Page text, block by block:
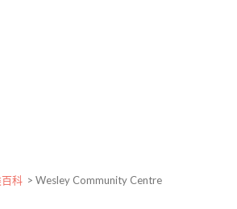
科 > Wesley Community Centre